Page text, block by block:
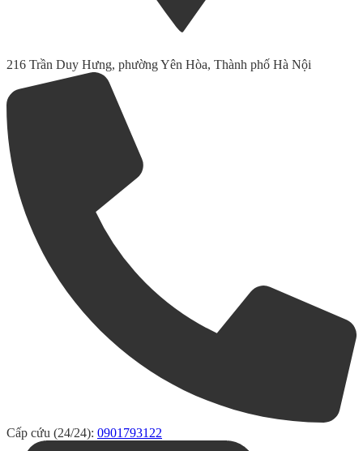
216 Trần Duy Hưng, phường Yên Hòa, Thành phố Hà Nội
Cấp cứu (24/24): 0901793122